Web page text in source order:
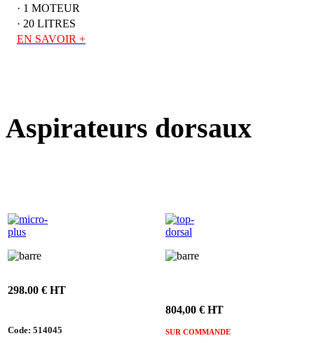
· 1 MOTEUR
· 20 LITRES
EN SAVOIR +
Aspirateurs dorsaux
298.00 € HT
Code: 514045
804,00 € HT
SUR COMMANDE